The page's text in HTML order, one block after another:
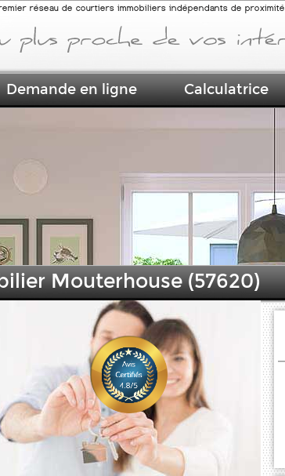
Mouterhouse (57620)
150 000 euros
réseau de courtiers immobiliers indépendants de proximité
Demande en ligne Calculatrice